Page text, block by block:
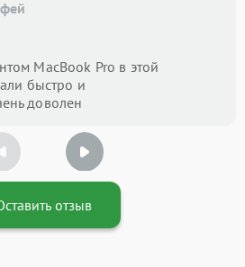
MacBook Pro в этой
быстро и
доволен
отзыв